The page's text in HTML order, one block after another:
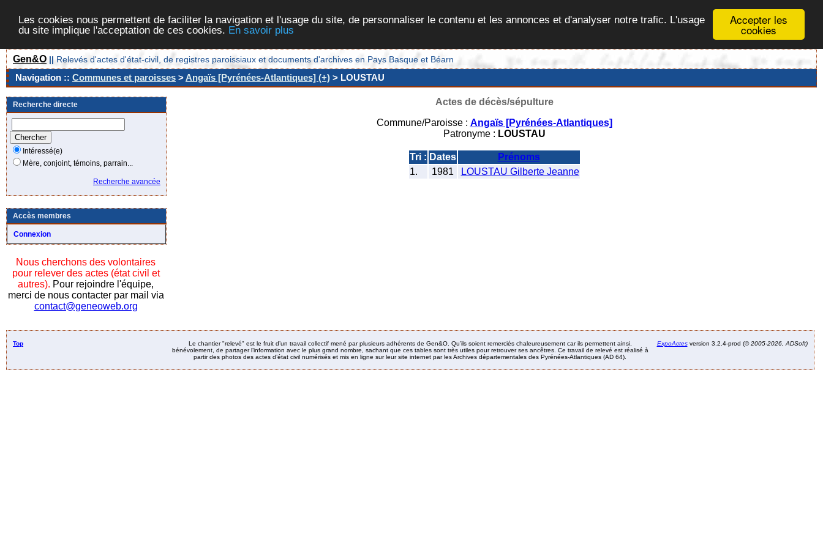
Accepter les
cookies
Les cookies nous permettent de faciliter la navigation et l'usage du site, de personnaliser le contenu et les annonces et d'analyser notre trafic. L'usage
du site implique l'acceptation de ces cookies. En savoir plus
Gen&O || Relevés d'actes d'état-civil, de registres paroissiaux et documents d'archives en Pays Basque et Béarn
Navigation :: Communes et paroisses >Angaïs [Pyrénées-Atlantiques] (+) > LOUSTAU
Recherche directe
Intéressé(e)
Mère, conjoint, témoins, parrain...
Recherche avancée
Accès membres
Connexion
Nous cherchons des volontaires
pour relever des actes (état civil et
autres). Pour rejoindre l'équipe,
merci de nous contacter par mail via
contact@geneoweb.org
Actes de décès/sépulture
Commune/Paroisse : Angaïs [Pyrénées-Atlantiques]
Patronyme : LOUSTAU
Tri : Dates
Prénoms
1.
1981 LOUSTAU Gilberte Jeanne
Top
Le chantier "relevé" est le fruit d’un travail collectif mené par plusieurs adhérents de Gen&O. Qu’ils soient remerciés chaleureusement car ils permettent ainsi,
bénévolement, de partager l’information avec le plus grand nombre, sachant que ces tables sont très utiles pour retrouver ses ancêtres. Ce travail de relevé est réalisé à
partir des photos des actes d’état civil numérisés et mis en ligne sur leur site internet par les Archives départementales des Pyrénées-Atlantiques (AD 64).
ExpoActesversion 3.2.4-prod (©2005-2026, ADSoft)